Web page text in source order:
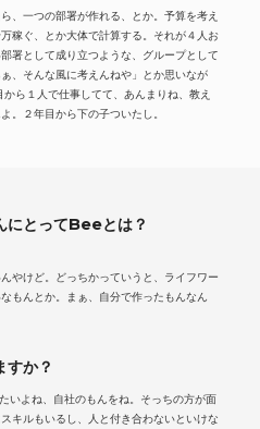
、一つの部署が作れる、とか。予算を考え
稼ぐ、とか大体で計算する。それが４人お
署として成り立つような、グループとして
、そんな風に考えんねや」とか思いなが
ら１人で仕事してて、あんまりね、教え
。２年目から下の子ついたし。
にとってBeeとは？
やけど。どっちかっていうと、ライフワー
もんとか。まぁ、自分で作ったもんなん
すか？
よね、自社のもんをね。そっちの方が面
キルもいるし、人と付き合わないといけな